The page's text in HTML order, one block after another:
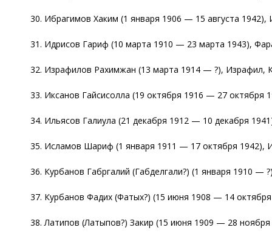
30. Ибрагимов Хаким (1 января 1906 — 15 августа 1942),
31. Идрисов Гариф (10 марта 1910 — 23 марта 1943),
32. Израфилов Рахимжан (13 марта 1914 — ?), Израфил,
33. Иксанов Гайсисолла (19 октября 1916 — 27 октября
34. Ильясов Галиула (21 декабря 1912 — 10 декабря
35. Исламов Шариф (1 января 1911 — 17 октября 1942),
36. Курбанов Габргалий (Габделгали?) (1 января 1910 —
37. Курбанов Фадих (Фатых?) (15 июня 1908 — 14
38. Латипов (Латыпов?) Закир (15 июня 1909 — 28 ноября